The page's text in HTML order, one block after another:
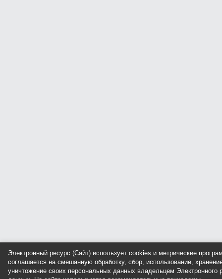
Электронный ресурс (Сайт) использует cookies и метрические
соглашается на смешанную обработку, сбор, использование,
уничтожение своих персональных данных владельцем Электронного